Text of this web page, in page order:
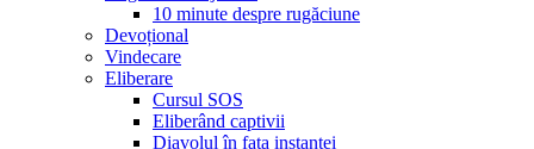
10 minute despre rugăciune
Devoțional
Vindecare
Eliberare
Cursul SOS
Eliberând captivii
Diavolul în fața instanței